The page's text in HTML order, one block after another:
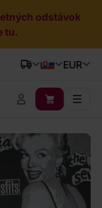
odstávok
tu.
EUR